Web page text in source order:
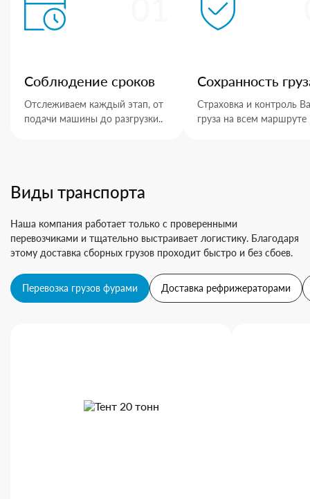
Соблюдение сроков
Отслеживаем каждый этап, от
подачи машины до разгрузки..
Сохранность
Страховка и контроль
груза на всем маршруте
Виды транспорта
Наша компания работает только с проверенными
перевозчиками и тщательно выстраивает логистику. Благодаря
этому доставка сборных грузов проходит быстро и без сбоев.
Перевозка грузов фурами Доставка рефрижераторами